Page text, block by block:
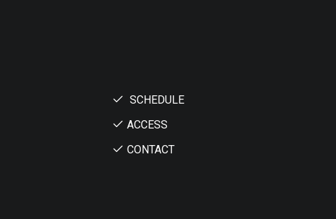
SCHEDULE
ACCESS
CONTACT